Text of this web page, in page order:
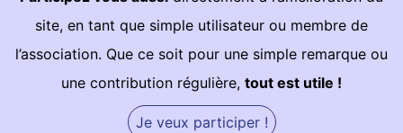
site, en tant que simple utilisateur ou membre de
l’association. Que ce soit pour une simple remarque ou
une contribution régulière, tout est utile !
Je veux participer !